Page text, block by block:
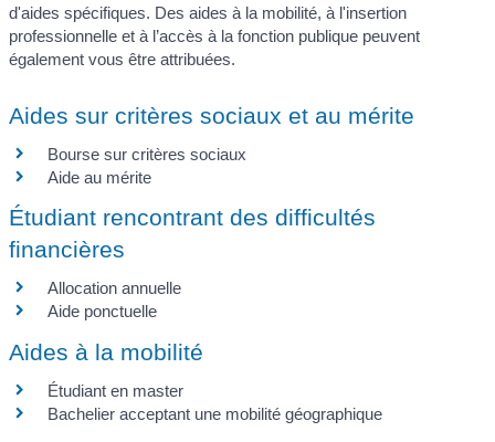
d'aides spécifiques. Des aides à la mobilité, à l'insertion
professionnelle et à l’accès à la fonction publique peuvent
également vous être attribuées.
Aides sur critères sociaux et au mérite
Bourse sur critères sociaux
Aide au mérite
Étudiant rencontrant des difficultés
financières
Allocation annuelle
Aide ponctuelle
Aides à la mobilité
Étudiant en master
Bachelier acceptant une mobilité géographique